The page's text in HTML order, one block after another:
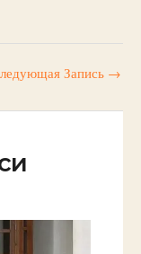
Запись →